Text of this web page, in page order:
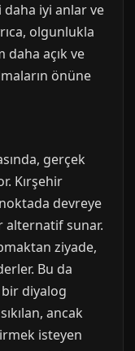
daha iyi anlar ve
olgunlukla
daha açık ve
önüne
gerçek
Kırşehir
devreye
alternatif sunar.
ziyade,
Bu da
diyalog
ancak
isteyen